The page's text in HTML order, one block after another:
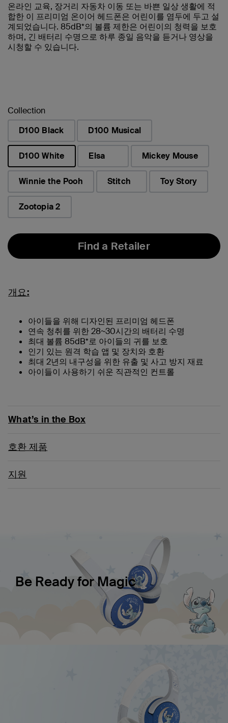
온라인 교육, 장거리 자동차 이동 또는 바쁜 일상 생활에 적
합한 이 프리미엄 온이어 헤드폰은 어린이를 염두에 두고 설
계되었습니다. 85dB*의 볼륨 제한은 어린이의 청력을 보호
하며, 긴 배터리 수명으로 하루 종일 음악을 듣거나 영상을
시청할 수 있습니다.
Collection
D100 Black
D100 Musical
D100 White
선택됨
Elsa Mickey Mouse
Winnie the Pooh Stitch Toy Story
Zootopia 2
Find a Retailer
개요:
아이들을 위해 디자인된 프리미엄 헤드폰
연속 청취를 위한 28~30시간의 배터리 수명
최대 볼륨 85dB*로 아이들의 귀를 보호
인기 있는 원격 학습 앱 및 장치와 호환
최대 2년의 내구성을 위한 유출 및 사고 방지 재료
아이들이 사용하기 쉬운 직관적인 컨트롤
What’s in the Box
호환 제품
지원
Be Ready for Magic